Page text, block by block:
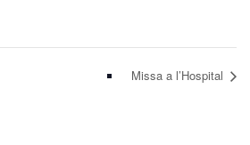
Missa a l’Hospital